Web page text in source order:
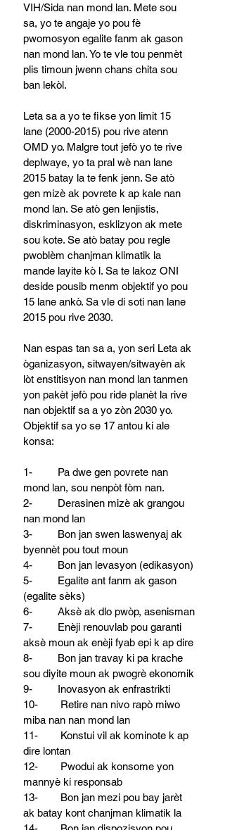
VIH/Sida nan mond lan. Mete sou
sa, yo te angaje yo pou fè
pwomosyon egalite fanm ak gason
nan mond lan. Yo te vle tou penmèt
plis timoun jwenn chans chita sou
ban lekòl.
Leta sa a yo te fikse yon limit 15
lane (2000-2015) pou rive atenn
OMD yo. Malgre tout jefò yo te rive
deplwaye, yo ta pral wè nan lane
2015 batay la te fenk jenn. Se atò
gen mizè ak povrete k ap kale nan
mond lan. Se atò gen lenjistis,
diskriminasyon, esklizyon ak mete
sou kote. Se atò batay pou regle
pwoblèm chanjman klimatik la
mande layite kò l. Sa te lakoz ONI
deside pousib menm objektif yo pou
15 lane ankò. Sa vle di soti nan lane
2015 pou rive 2030.
Nan espas tan sa a, yon seri Leta ak
òganizasyon, sitwayen/sitwayèn ak
lòt enstitisyon nan mond lan tanmen
yon pakèt jefò pou ride planèt la rive
nan objektif sa a yo zòn 2030 yo.
Objektif sa yo se 17 antou ki ale
konsa:
1-         Pa dwe gen povrete nan
mond lan, sou nenpòt fòm nan.
2-         Derasinen mizè ak grangou
nan mond lan
3-         Bon jan swen laswenyaj ak
byennèt pou tout moun
4-         Bon jan levasyon (edikasyon)
5-         Egalite ant fanm ak gason
(egalite sèks)
6-         Aksè ak dlo pwòp, asenisman
7-         Enèji renouvlab pou garanti
aksè moun ak enèji fyab epi k ap dire
8-         Bon jan travay ki pa krache
sou diyite moun ak pwogrè ekonomik
9-         Inovasyon ak enfrastrikti
10-        Retire nan nivo rapò miwo
miba nan nan mond lan
11-        Konstui vil ak kominote k ap
dire lontan
12-        Pwodui ak konsome yon
mannyè ki responsab
13-        Bon jan mezi pou bay jarèt
ak batay kont chanjman klimatik la